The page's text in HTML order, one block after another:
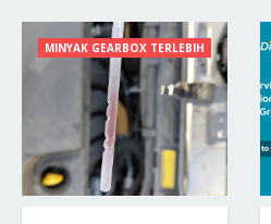
MINYAK GEARBOX TERLEBIH